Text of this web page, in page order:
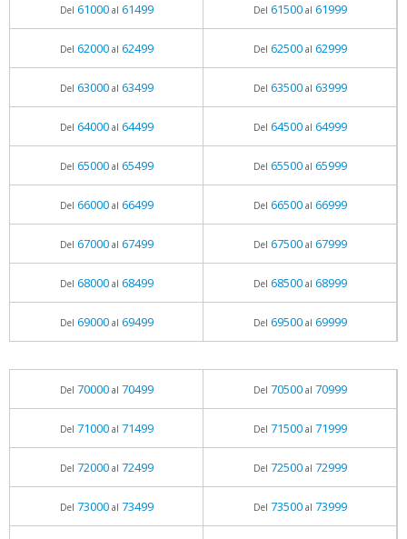
Del 61000al 61499 Del 61500al 61999
Del 62000al 62499 Del 62500al 62999
Del 63000al 63499 Del 63500al 63999
Del 64000al 64499 Del 64500al 64999
Del 65000al 65499 Del 65500al 65999
Del 66000al 66499 Del 66500al 66999
Del 67000al 67499 Del 67500al 67999
Del 68000al 68499 Del 68500al 68999
Del 69000al 69499 Del 69500al 69999
Del 70000al 70499 Del 70500al 70999
Del 71000al 71499 Del 71500al 71999
Del 72000al 72499 Del 72500al 72999
Del 73000al 73499 Del 73500al 73999